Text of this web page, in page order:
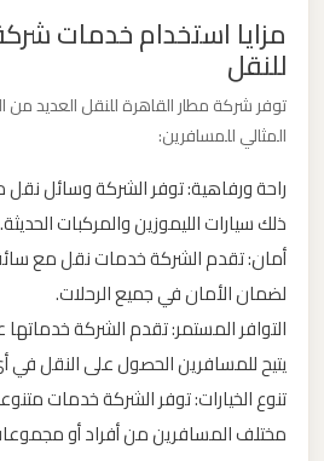
مزايا استخدام خدمات
للنقل
توفر شركة مطار القاهرة للنقل العديد من
المثالي للمسافرين:
راحة ورفاهية: توفر الشركة وسائل نقل
ذلك سيارات الليموزين والمركبات الحديثة.
أمان: تقدم الشركة خدمات نقل مع
لضمان الأمان في جميع الرحلات.
التوافر المستمر: تقدم الشركة
يتيح للمسافرين الحصول على النقل
تنوع الخيارات: توفر الشركة خدمات
مختلف المسافرين من أفراد أو
ليموزين
مطار
العرب
ليموزين
مطار
القاهرة